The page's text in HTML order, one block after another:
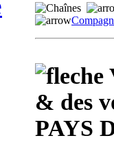
& des
PAYS